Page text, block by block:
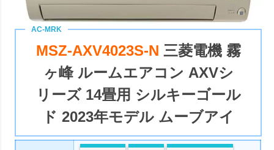
MSZ-AXV4023S-N 三菱電機 霧
ヶ峰 ルームエアコン AXVシ
リーズ 14畳用 シルキーゴール
ド 2023年モデル ムーブアイ